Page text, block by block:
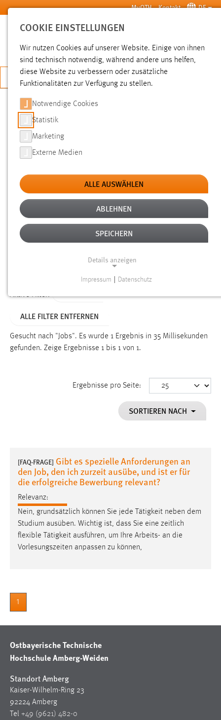
Zum Hauptinhalt springen MyOTH Kontakt DE
SUCHE
JETZT BEWERBEN
SUCHE
FILTER
Typ
Erstellungsdatum
Alter
Aktive Filter:
ALLE FILTER ENTFERNEN
Gesucht nach "Jobs". Es wurde 1 Ergebnis in 35 Millisekunden
gefunden. Zeige Ergebnisse 1 bis 1 von 1.
Ergebnisse pro Seite:
SORTIEREN NACH
[FAQ-FRAGE] Gibt es spezielle Anforderungen an
den Job, den ich zurzeit ausübe, und ist er für
die erfolgreiche Bewerbung relevant?
Relevanz:
Nein, grundsätzlich können Sie jede Tätigkeit neben dem
Studium ausüben. Wichtig ist, dass Sie eine zeitlich
flexible Tätigkeit ausführen, um Ihre Arbeits- an die
Vorlesungszeiten anpassen zu können,
1
Ostbayerische Technische
Hochschule Amberg-Weiden
Standort Amberg
Kaiser-Wilhelm-Ring 23
92224 Amberg
Tel +49 (9621) 482-0
COOKIE EINSTELLUNGEN
Wir nutzen Cookies auf unserer Website. Einige von ihnen
sind technisch notwendig, während andere uns helfen,
diese Website zu verbessern oder zusätzliche
Funktionalitäten zur Verfügung zu stellen.
Notwendige Cookies
Statistik
Marketing
Externe Medien
ALLE AUSWÄHLEN
ABLEHNEN
SPEICHERN
Details anzeigen
Funktionen und sind für die einwandfreie Funktion der
Einverständnis
cookie_consent
Dieser Cookie speichert die ausgewählten Einverständnis-
Performance
Name:
staticfilecache
Zweck:
Für performante Seitenauslieferung wird in diesem Cookie
gespeichert, ob man eingeloggt ist.
Zweck:
Cookie Laufzeit:
Chat
Name:
Impressum Datenschutz